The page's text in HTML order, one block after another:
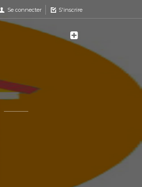
Se connecter S'inscrire